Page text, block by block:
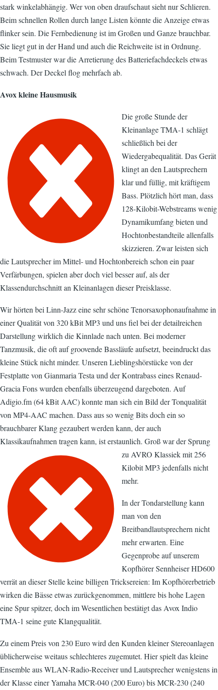
stark winkelabhängig. Wer von oben draufschaut sieht nur Schlieren.
Beim schnellen Rollen durch lange Listen könnte die Anzeige etwas
flinker sein. Die Fernbedienung ist im Großen und Ganze brauchbar.
Sie liegt gut in der Hand und auch die Reichweite ist in Ordnung.
Beim Testmuster war die Arretierung des Batteriefachdeckels etwas
schwach. Der Deckel flog mehrfach ab.
Avox kleine Hausmusik
Die große Stunde der
Kleinanlage TMA-1 schlägt
schließlich bei der
Wiedergabequalität. Das Gerät
klingt an den Lautsprechern
klar und füllig, mit kräftigem
Bass. Plötzlich hört man, dass
128-Kilobit-Webstreams wenig
Dynamikumfang bieten und
Hochtonbestandteile allenfalls
skizzieren. Zwar leisten sich
die Lautsprecher im Mittel- und Hochtonbereich schon ein paar
Verfärbungen, spielen aber doch viel besser auf, als der
Klassendurchschnitt an Kleinanlagen dieser Preisklasse.
Wir hörten bei Linn-Jazz eine sehr schöne Tenorsaxophonaufnahme in
einer Qualität von 320 kBit MP3 und uns fiel bei der detailreichen
Darstellung wirklich die Kinnlade nach unten. Bei moderner
Tanzmusik, die oft auf groovende Bassläufe aufsetzt, beeindruckt das
kleine Stück nicht minder. Unseren Lieblingshörstücke von der
Festplatte von Gianmaria Testa und der Kontrabass eines Renaud-
Gracia Fons wurden ebenfalls überzeugend dargeboten. Auf
Adigio.fm (64 kBit AAC) konnte man sich ein Bild der Tonqualität
von MP4-AAC machen. Dass aus so wenig Bits doch ein so
brauchbarer Klang gezaubert werden kann, der auch
Klassikaufnahmen tragen kann, ist erstaunlich. Groß war der Sprung
zu AVRO Klassiek mit 256
Kilobit MP3 jedenfalls nicht
mehr.
In der Tondarstellung kann
man von den
Breitbandlautsprechern nicht
mehr erwarten. Eine
Gegenprobe auf unserem
Kopfhörer Sennheiser HD600
verrät an dieser Stelle keine billigen Tricksereien: Im Kopfhörerbetrieb
wirken die Bässe etwas zurückgenommen, mittlere bis hohe Lagen
eine Spur spitzer, doch im Wesentlichen bestätigt das Avox Indio
TMA-1 seine gute Klangqualität.
Zu einem Preis von 230 Euro wird den Kunden kleiner Stereoanlagen
üblicherweise weitaus schlechteres zugemutet. Hier spielt das kleine
Ensemble aus WLAN-Radio-Receiver und Lautsprecher wenigstens in
der Klasse einer Yamaha MCR-040 (200 Euro) bis MCR-230 (240